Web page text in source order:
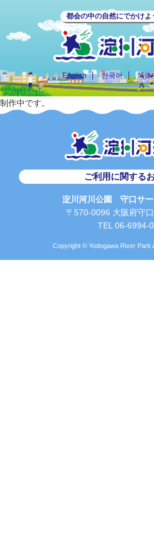
都会の中の自然にでかけよ
English 한국어 简体
制作中です。
ご利用に関する
淀川河川公園 守口サー
〒570-0096 大阪府守
TEL 06-6994-
Copyright © Yodogawa River Park